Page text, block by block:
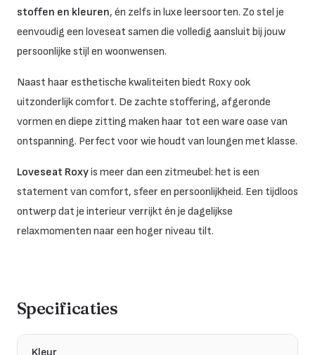
stoffen en kleuren, én zelfs in luxe leersoorten. Zo stel je
eenvoudig een loveseat samen die volledig aansluit bij jouw
persoonlijke stijl en woonwensen.
Naast haar esthetische kwaliteiten biedt Roxy ook
uitzonderlijk comfort. De zachte stoffering, afgeronde
vormen en diepe zitting maken haar tot een ware oase van
ontspanning. Perfect voor wie houdt van loungen met klasse.
Loveseat Roxyis meer dan een zitmeubel: het is een
statement van comfort, sfeer en persoonlijkheid. Een tijdloos
ontwerp dat je interieur verrijkt én je dagelijkse
relaxmomenten naar een hoger niveau tilt.
Specificaties